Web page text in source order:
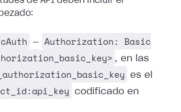
—
Authorization: Basic
, en las
es el
codificado en